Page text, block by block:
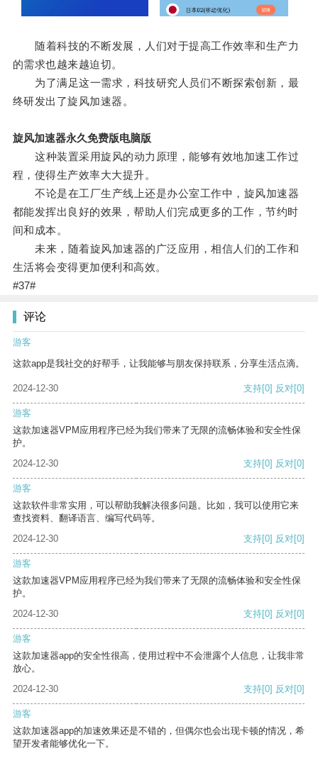
随着科技的不断发展，人们对于提高工作效率和生产力
的需求也越来越迫切。
为了满足这一需求，科技研究人员们不断探索创新，最
终研发出了旋风加速器。
旋风加速器永久免费版电脑版
这种装置采用旋风的动力原理，能够有效地加速工作过
程，使得生产效率大大提升。
不论是在工厂生产线上还是办公室工作中，旋风加速器
都能发挥出良好的效果，帮助人们完成更多的工作，节约时
间和成本。
未来，随着旋风加速器的广泛应用，相信人们的工作和
生活将会变得更加便利和高效。
#37#
评论
游客
这款app是我社交的好帮手，让我能够与朋友保持联系，分享生活点滴。
2024-12-30 支持[0] 反对[0]
游客
这款加速器VPM应用程序已经为我们带来了无限的流畅体验和安全性保
护。
2024-12-30
支持[0] 反对[0]
游客
这款软件非常实用，可以帮助我解决很多问题。比如，我可以使用它来
查找资料、翻译语言、编写代码等。
2024-12-30
支持[0] 反对[0]
游客
这款加速器VPM应用程序已经为我们带来了无限的流畅体验和安全性保
护。
2024-12-30
支持[0] 反对[0]
游客
这款加速器app的安全性很高，使用过程中不会泄露个人信息，让我非常
放心。
2024-12-30
支持[0] 反对[0]
游客
这款加速器app的加速效果还是不错的，但偶尔也会出现卡顿的情况，希
望开发者能够优化一下。